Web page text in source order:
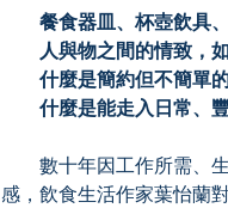
餐食器皿、杯壺飲具
人與物之間的情致，如
什麼是簡約但不簡單的
什麼是能走入日常、豐
數十年因工作所需、生
感，飲食生活作家葉怡蘭